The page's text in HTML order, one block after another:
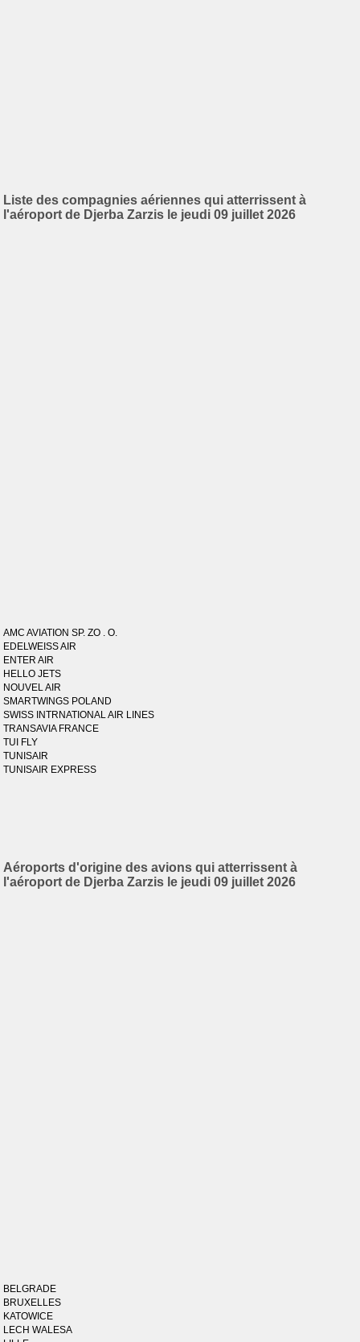
Liste des compagnies aériennes qui atterrissent à
l'aéroport de Djerba Zarzis le jeudi 09 juillet 2026
AMC AVIATION SP. ZO . O.
EDELWEISS AIR
ENTER AIR
HELLO JETS
NOUVEL AIR
SMARTWINGS POLAND
SWISS INTRNATIONAL AIR LINES
TRANSAVIA FRANCE
TUI FLY
TUNISAIR
TUNISAIR EXPRESS
Aéroports d'origine des avions qui atterrissent à
l'aéroport de Djerba Zarzis le jeudi 09 juillet 2026
BELGRADE
BRUXELLES
KATOWICE
LECH WALESA